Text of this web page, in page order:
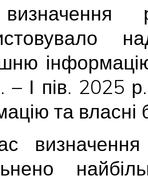
– І пів. 2025
та власні
визначення